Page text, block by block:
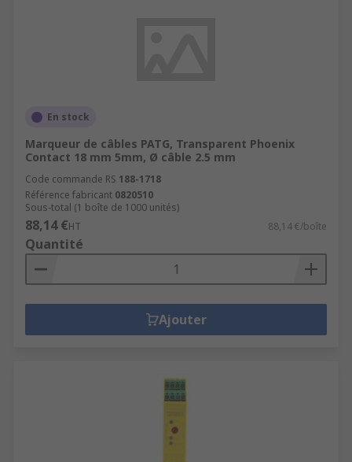
En stock
Marqueur de câbles PATG, Transparent Phoenix
Contact 18 mm 5mm, Ø câble 2.5 mm
Code commande RS 188-1718
Référence fabricant 0820510
Sous-total (1 boîte de 1000 unités)
88,14 €HT 88,14 €/boîte
Quantité
Ajouter